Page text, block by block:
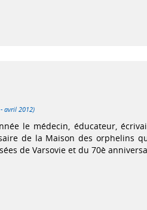
avril 2012)
le médecin, éducateur,
de la Maison des orphelins
de Varsovie et du 70è